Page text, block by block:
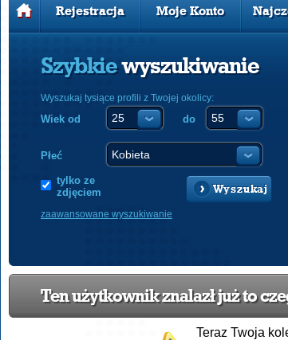
Rejestracja Moje Konto
Szybkiewyszukiwanie
Wyszukaj tysiące profili z Twojej okolicy:
Wiek od do
Płeć
tylko ze
zdjęciem
Wyszukaj
zaawansowane wyszukiwanie
Ten użytkownik znalazł już to
Teraz Twoja